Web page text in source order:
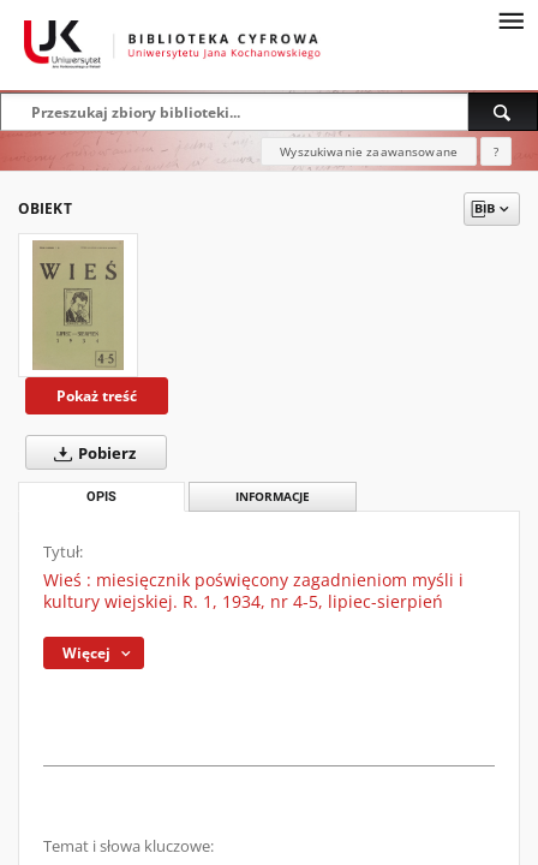
Wyszukiwanie zaawansowane ?
OBIEKT
Pokaż treść
Pobierz
OPIS INFORMACJE
Tytuł:
Wieś : miesięcznik poświęcony zagadnieniom myśli i
kultury wiejskiej. R. 1, 1934, nr 4-5, lipiec-sierpień
Więcej
Temat i słowa kluczowe: